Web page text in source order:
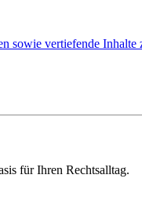
sowie vertiefende Inhalte
für Ihren Rechtsalltag.